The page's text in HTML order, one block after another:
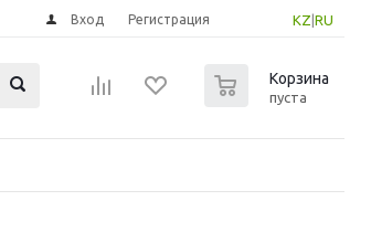
KZ RU
Вход Регистрация
Корзина
пуста